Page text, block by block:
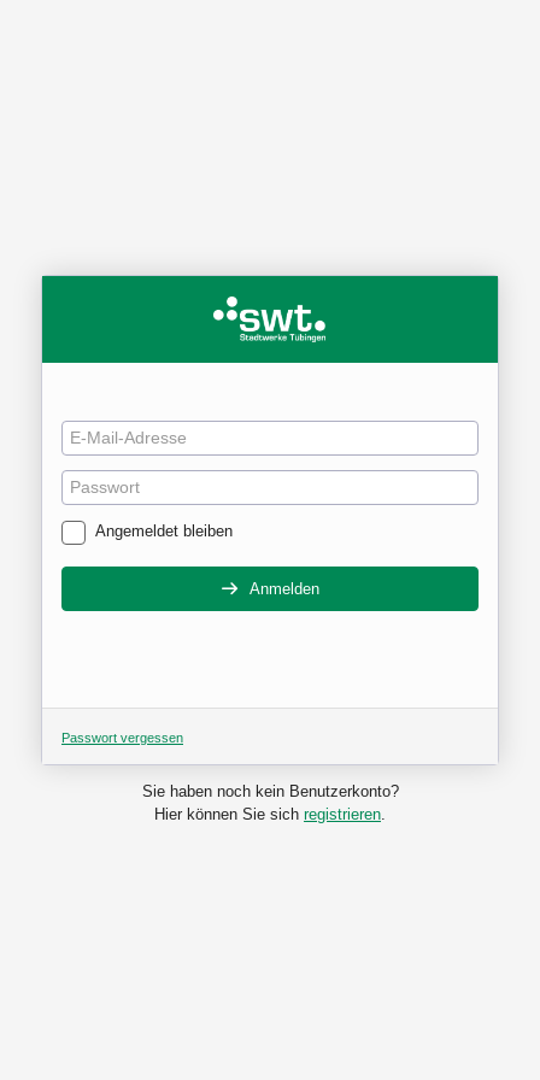
Angemeldet bleiben
Anmelden
Passwort vergessen
Sie haben noch kein Benutzerkonto?
Hier können Sie sich registrieren.